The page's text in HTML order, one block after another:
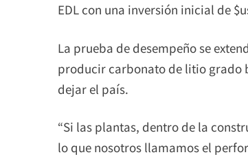
EDL con una inversión inicial de
La prueba de desempeño se
producir carbonato de litio grado
dejar el país.
“Si las plantas, dentro de la
lo que nosotros llamamos el